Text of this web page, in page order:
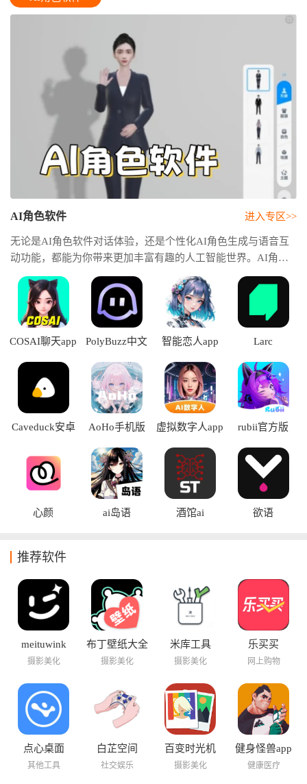
AI角色软件
无论是AI角色软件对话体验，还是个性化AI角色生成与语音互
动功能，都能为你带来更加丰富有趣的人工智能世界。AI角色
软件语音功能，通过自然流畅的语音互动提升真实感，让聊天
体验更加生动自然。通过AI角色生成技术，用户能够自由设定
角色外观、身份背景、兴趣爱好以及性格特征，打造独一无二
的专属AI伙伴。
进入专区>>
COSAI聊天app
PolyBuzz中文
智能恋人app Larc
Caveduck安卓
AoHo手机版 虚拟数字人app rubii官方版
心颜 ai岛语 酒馆ai 欲语
推荐软件
meituwink
摄影美化
布丁壁纸大全
摄影美化
米库工具
摄影美化
乐买买
网上购物
点心桌面
其他工具
白芷空间
社交娱乐
百变时光机
摄影美化
健身怪兽app
健康医疗